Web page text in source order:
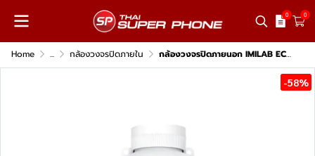
0 0
Home ... กล้องวงจรปิดภายใน กล้องวงจรปิดภายนอก IMILAB EC6 Dual
-58%